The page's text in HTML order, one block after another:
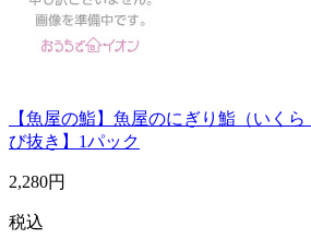
【魚屋の鮨】魚屋のにぎり鮨（いく
び抜き】1パック
2,280円
税込